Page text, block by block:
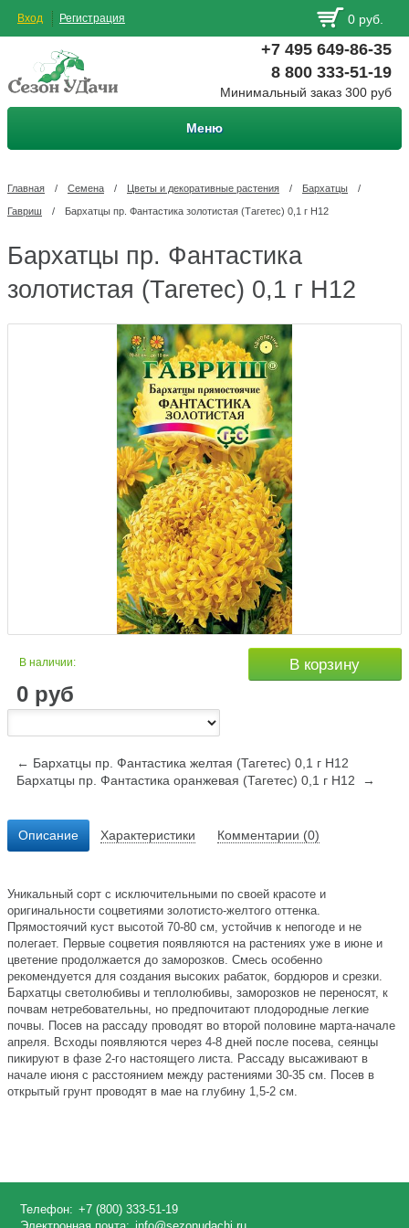
Вход Регистрация 0 руб.
+7 495 649-86-35
8 800 333-51-19
Минимальный заказ 300 руб
Меню
Главная / Семена / Цветы и декоративные растения / Бархатцы /
Гавриш / Бархатцы пр. Фантастика золотистая (Тагетес) 0,1 г Н12
Бархатцы пр. Фантастика
золотистая (Тагетес) 0,1 г Н12
В наличии:
0 руб
В корзину
← Бархатцы пр. Фантастика желтая (Тагетес) 0,1 г Н12
Бархатцы пр. Фантастика оранжевая (Тагетес) 0,1 г Н12 →
Описание Характеристики Комментарии (0)
Уникальный сорт с исключительными по своей красоте и
оригинальности соцветиями золотисто-желтого оттенка.
Прямостоячий куст высотой 70-80 см, устойчив к непогоде и не
полегает. Первые соцветия появляются на растениях уже в июне и
цветение продолжается до заморозков. Смесь особенно
рекомендуется для создания высоких рабаток, бордюров и срезки.
Бархатцы светолюбивы и теплолюбивы, заморозков не переносят, к
почвам нетребовательны, но предпочитают плодородные легкие
почвы. Посев на рассаду проводят во второй половине марта-начале
апреля. Всходы появляются через 4-8 дней после посева, сеянцы
пикируют в фазе 2-го настоящего листа. Рассаду высаживают в
начале июня с расстоянием между растениями 30-35 см. Посев в
открытый грунт проводят в мае на глубину 1,5-2 см.
Телефон: +7 (800) 333-51-19